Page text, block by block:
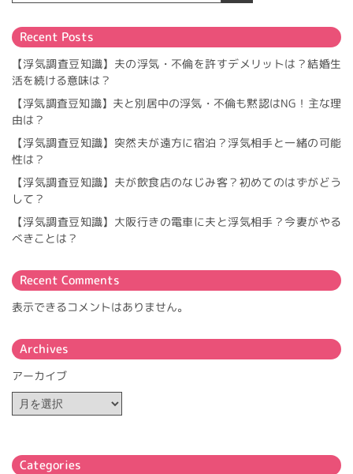
ー
シ
ョ
ン
Recent Posts
【浮気調査豆知識】夫の浮気・不倫を許すデメリットは？結婚生
活を続ける意味は？
【浮気調査豆知識】夫と別居中の浮気・不倫も黙認はNG！主な理
由は？
【浮気調査豆知識】突然夫が遠方に宿泊？浮気相手と一緒の可能
性は？
【浮気調査豆知識】夫が飲食店のなじみ客？初めてのはずがどう
して？
【浮気調査豆知識】大阪行きの電車に夫と浮気相手？今妻がやる
べきことは？
Recent Comments
表示できるコメントはありません。
Archives
アーカイブ
Categories